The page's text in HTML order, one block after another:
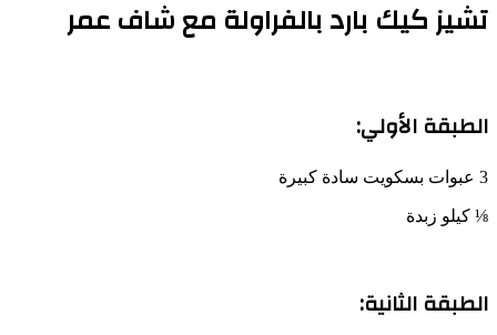
تشيز كيك بارد بالفراولة مع شاف عمر
الطبقة الأولي:
3 عبوات بسكويت سادة كبيرة
⅛ كيلو زبدة
الطبقة الثانية: